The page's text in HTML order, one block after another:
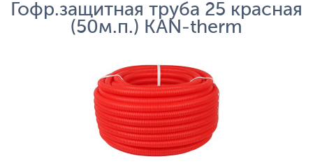
Гофр.защитная труба 25 красная
(50м.п.) KAN-therm